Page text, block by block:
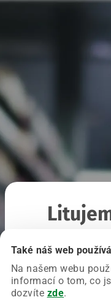
Také náš web
Na našem webu
informací o tom, co
dozvíte zde.
Chyba nastala
Zkuste prosím